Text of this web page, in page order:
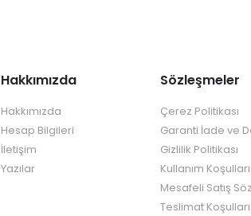
Hakkımızda
Hakkımızda
Hesap Bilgileri
İletişim
Yazılar
Sözleşmeler
Çerez Politikası
Garanti İade ve
Gizlilik Politikası
Kullanım Koşulları
Mesafeli Satış
Teslimat Koşulları